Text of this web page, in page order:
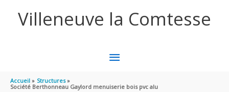
Villeneuve la Comtesse
MENU
PRINCIPAL
Accueil
Structures
Société Berthonneau Gaylord menuiserie bois pvc alu